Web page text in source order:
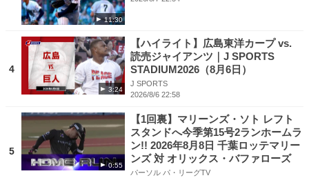
11:30
4
3:24
【ハイライト】広島東洋カープ vs.
読売ジャイアンツ｜J SPORTS
STADIUM2026（8月6日）
J SPORTS
2026/8/6 22:58
5
0:55
【1回裏】マリーンズ・ソト レフト
スタンドへ今季第15号2ランホームラ
ン!! 2026年8月8日 千葉ロッテマリー
ンズ 対 オリックス・バファローズ
パーソル パ・リーグTV